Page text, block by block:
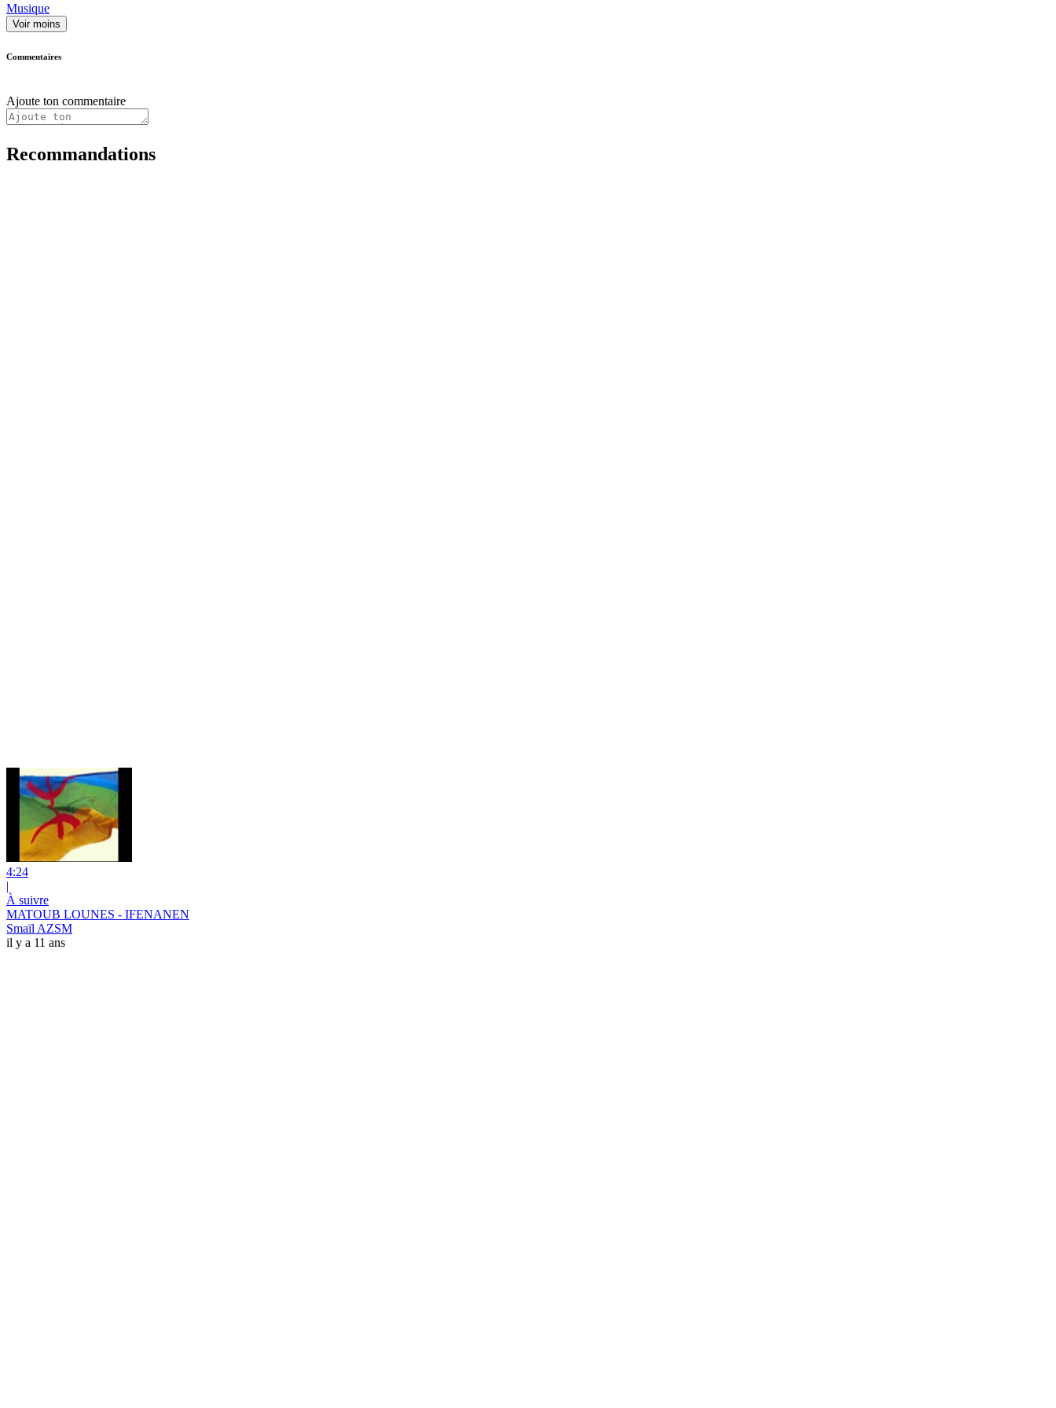
Musique
Voir moins
Commentaires
Ajoute ton commentaire
Recommandations
4:24
|
À suivre
MATOUB LOUNES - IFENANEN
Smaïl AZSM
il y a 11 ans